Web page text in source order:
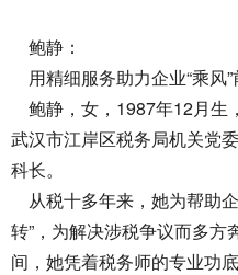
鲍静：
用精细服务助力企业“乘风”
鲍静，女，1987年12月生
武汉市江岸区税务局机关党
科长。
从税十多年来，她为帮助
转”，为解决涉税争议而多
间，她凭着税务师的专业功